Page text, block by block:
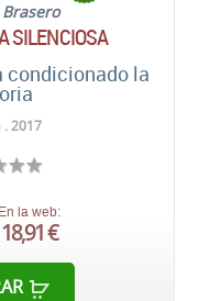
SILENCIOSA
condicionado la
. 2017
En la web:
18,91 €